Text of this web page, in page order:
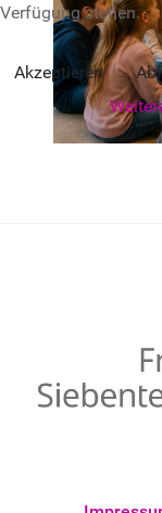
Verfügung stehen.
Akzeptieren